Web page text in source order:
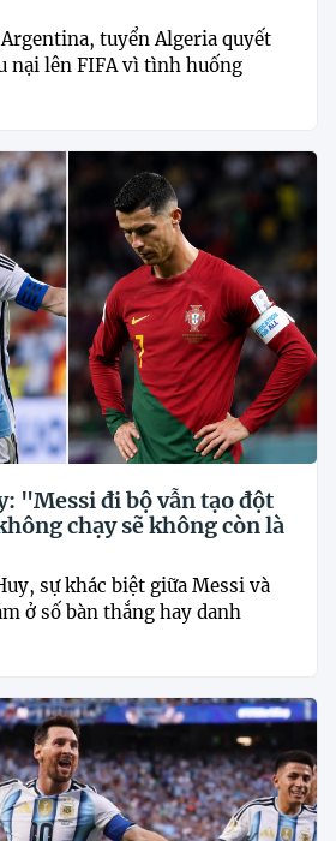
tuyển Algeria quyết
nại lên FIFA vì tình huống
"Messi đi bộ vẫn tạo đột
chạy sẽ không còn là
sự khác biệt giữa Messi và
ở số bàn thắng hay danh